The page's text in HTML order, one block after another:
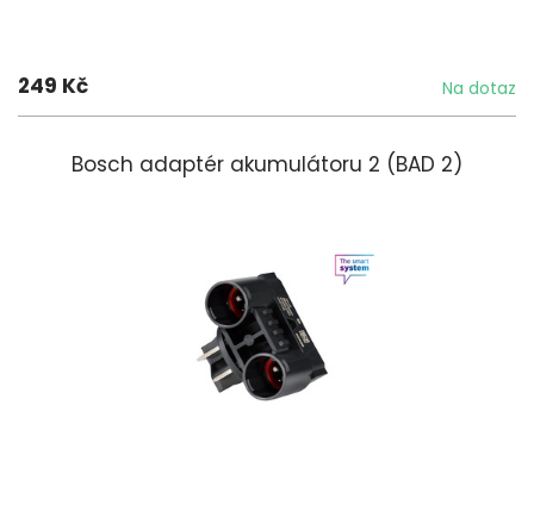
249 Kč Na dotaz
Bosch adaptér akumulátoru 2 (BAD 2)